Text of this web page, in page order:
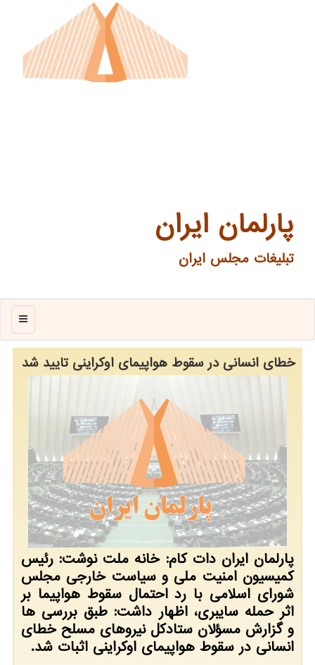
پارلمان ایران
تبلیغات مجلس ایران
منو
خطای انسانی در سقوط هواپیمای اوكراینی تایید شد
پارلمان ایران دات كام: خانه ملت نوشت: رئیس
كمیسیون امنیت ملی و سیاست خارجی مجلس
شورای اسلامی با رد احتمال سقوط هواپیما بر
اثر حمله سایبری، اظهار داشت: طبق بررسی ها
و گزارش مسؤلان ستادكل نیروهای مسلح خطای
انسانی در سقوط هواپیمای اوكراینی اثبات شد.